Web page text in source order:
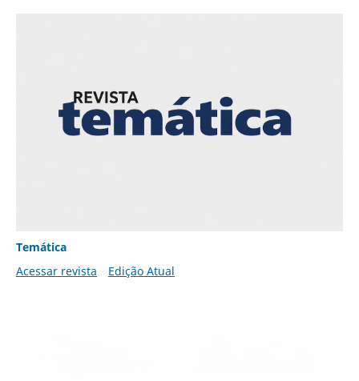
Temática
Acessar revista
Edição Atual